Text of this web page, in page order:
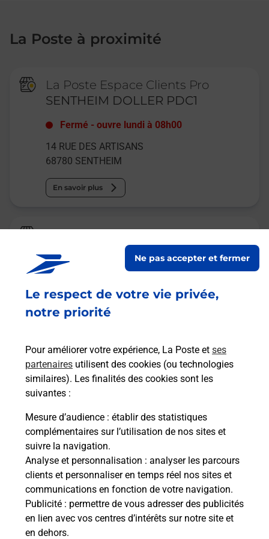
Le respect de votre vie privée,
notre priorité
Pour améliorer votre expérience, La Poste et ses
partenaires utilisent des cookies (ou technologies
similaires). Les finalités des cookies sont les
suivantes :
Mesure d’audience : établir des statistiques
complémentaires sur l’utilisation de nos sites et
suivre la navigation.
Analyse et personnalisation : analyser les parcours
clients et personnaliser en temps réel nos sites et
communications en fonction de votre navigation.
Publicité : permettre de vous adresser des publicités
en lien avec vos centres d’intérêts sur notre site et
en dehors.
Ne pas accepter et fermer
La Poste à proximité
La Poste Espace Clients Pro
SENTHEIM DOLLER PDC1
Fermé -ouvre lundi à 08h00
14 RUE DES ARTISANS
68780 SENTHEIM
En savoir plus
La Poste Relais
LAUW BOULANGERIE PATISSERIE
ouvre lundi à 06h00
20 RUE PRINCIPALE
68290 LAUW
Malin !
La Poste
en ligne
Ouvert 24h/24
En savoir plus